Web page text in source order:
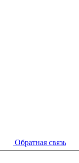
Обратная связь